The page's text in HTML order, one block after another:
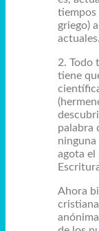
tiempos
griego)
actuales.
2. Todo
tiene
palabra
agota el
Ahora